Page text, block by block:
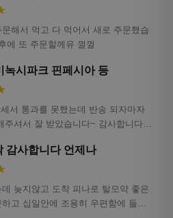
해서 먹고 다 먹어서 새로 주문했습
에 또 주문할께유 껄껄
녹시파크 핀페시아 등
서 통과를 못했는데 반송 되자마자
주셔서 잘 받았습니다~ 감사합니다!
감사합니다 언제나
늦지않고 도착 피나로 탈모약 좋은
고 십일안에 조용히 우편함에 들어